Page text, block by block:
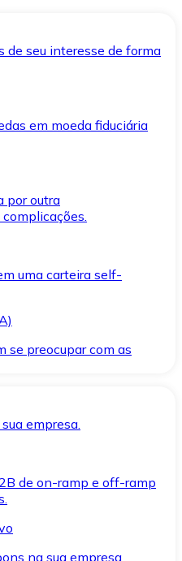
de seu interesse de forma
em moeda fiduciária
por outra
uma carteira self-
se preocupar com as
empresa.
de on-ramp e off-ramp
na sua empresa.